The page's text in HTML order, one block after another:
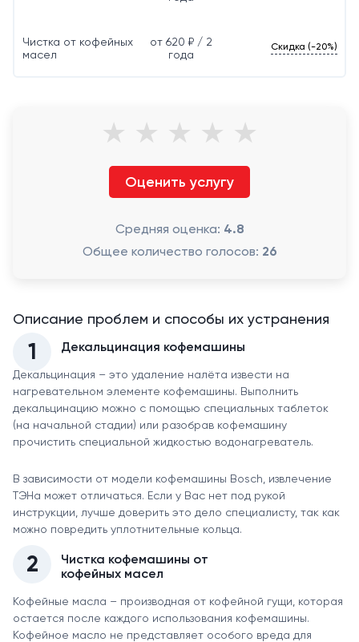
Чистка от кофейных
масел
от 620 ₽ / 2
года
Скидка (-20%)
★ ★ ★ ★ ★
Оценить услугу
Средняя оценка: 4.8
Общее количество голосов: 26
Описание проблем и способы их устранения
1 Декальцинация кофемашины
Декальцинация – это удаление налёта извести на
нагревательном элементе кофемашины. Выполнить
декальцинацию можно с помощью специальных таблеток
(на начальной стадии) или разобрав кофемашину
прочистить специальной жидкостью водонагреватель.
В зависимости от модели кофемашины Bosch, извлечение
ТЭНа может отличаться. Если у Вас нет под рукой
инструкции, лучше доверить это дело специалисту, так как
можно повредить уплотнительные кольца.
2
Чистка кофемашины от
кофейных масел
Кофейные масла – производная от кофейной гущи, которая
остается после каждого использования кофемашины.
Кофейное масло не представляет особого вреда для